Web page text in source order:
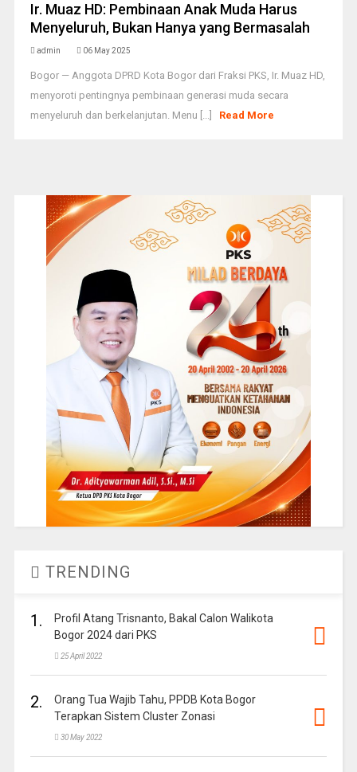
Ir. Muaz HD: Pembinaan Anak Muda Harus
Menyeluruh, Bukan Hanya yang Bermasalah
admin 06 May 2025
Bogor — Anggota DPRD Kota Bogor dari Fraksi PKS, Ir. Muaz HD,
menyoroti pentingnya pembinaan generasi muda secara
menyeluruh dan berkelanjutan. Menu [...]
Read More
TRENDING
1.
Profil Atang Trisnanto, Bakal Calon Walikota
Bogor 2024 dari PKS
25 April 2022
2.
Orang Tua Wajib Tahu, PPDB Kota Bogor
Terapkan Sistem Cluster Zonasi
30 May 2022